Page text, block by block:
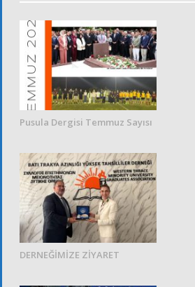
Pusula Dergisi Temmuz Sayısı
DERNEĞİMİZE ZİYARET